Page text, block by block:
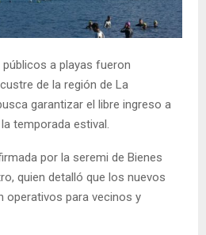
a playas fueron
de la región de La
garantizar el libre ingreso a
temporada estival.
por la seremi de Bienes
quien detalló que los nuevos
operativos para vecinos y